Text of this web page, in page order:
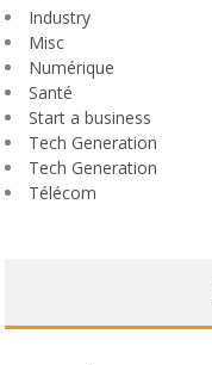
Industry
Misc
Numérique
Santé
Start a business
Tech Generation
Tech Generation
Télécom